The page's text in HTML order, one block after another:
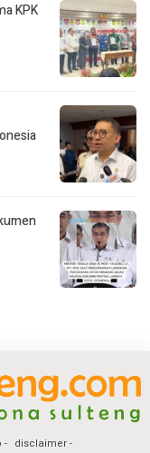
KPK
disclaimer